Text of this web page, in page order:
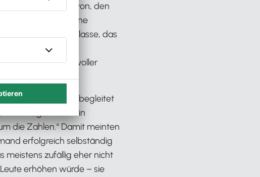
sprichst nicht davon, den
eine
Ich finde das klasse, das
und dass man voller
mein Leben lang begleitet
bist eigentlich kein
die Zahlen.“ Damit meinten
erfolgreich selbständig
meistens zufällig eher nicht
erhöhen würde – sie